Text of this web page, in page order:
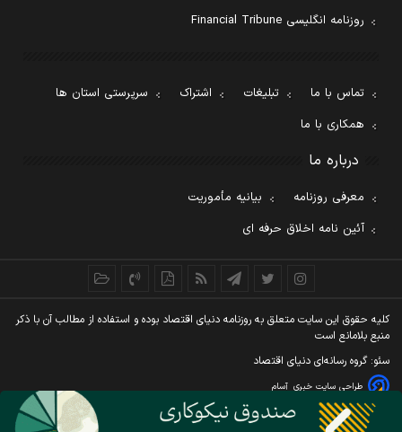
روزنامه انگلیسی Financial Tribune
تماس با ما تبلیغات اشتراک
سرپرستی استان ها
همکاری با ما
درباره ما
معرفی روزنامه
بیانیه مأموریت
آئین نامه اخلاق حرفه ای
کليه حقوق اين سايت متعلق به روزنامه دنيای اقتصاد بوده و استفاده از مطالب آن با ذکر
منبع بلامانع است
سئو: گروه رسانه‌ای دنیای اقتصاد
طراحی سایت خبری آسام